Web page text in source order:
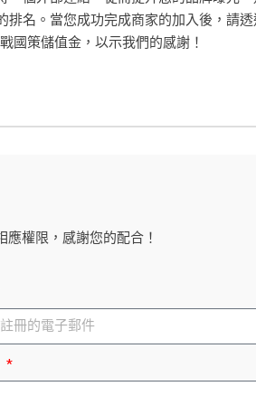
名。當您成功完成商家的加入後，請透
國策儲值金，以示我們的感謝！
應權限，感謝您的配合！